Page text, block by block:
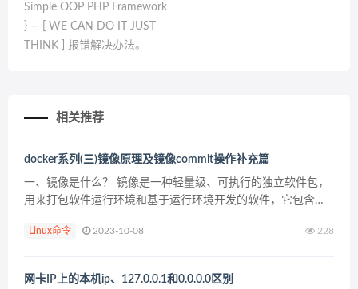
Simple OOP PHP Framework
} — [ WE CAN DO IT JUST
THINK ] 报错解决办法。
相关推荐
docker系列(三)镜像原理及镜像commit操作补充篇
一、镜像是什么？ 镜像是一种轻量级、可执行的独立软件包，
用来打包软件运行环境和基于运行环境开发的软件，它包含运
量和配置文件。 UnionFS（联合文件系统） Unio...
Linux命令 2023-10-08 228
网卡IP上的本机ip、127.0.0.1和0.0.0.0区别